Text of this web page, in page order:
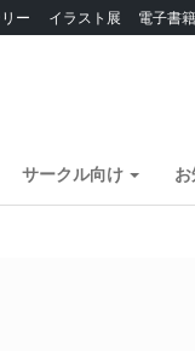
ー イラスト展 電子書籍
サークル向け